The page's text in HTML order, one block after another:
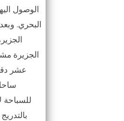
الوصول
البحري.
الجزيرة
عشر
للسباحة